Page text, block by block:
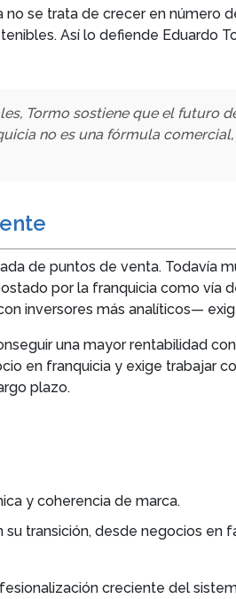
se trata de crecer en número
Así lo defiende Eduardo
Tormo sostiene que el futuro
no es una fórmula
de puntos de venta. Todavía
por la franquicia como vía
inversores más analíticos—
una mayor rentabilidad
en franquicia y exige trabajar
plazo.
y coherencia de marca.
transición, desde negocios en
creciente del